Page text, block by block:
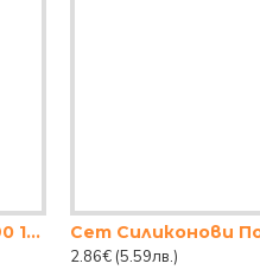
ЧУВАЛ ЗА СМЕТ 80Л 70/90 15БР.
2.86€ (5.59лв.)